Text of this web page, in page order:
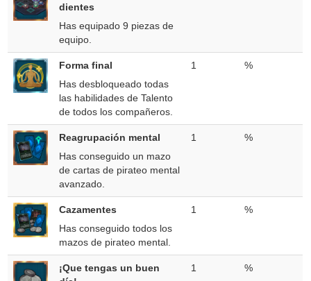
dientes
Has equipado 9 piezas de
equipo.
Forma final
Has desbloqueado todas
las habilidades de Talento
de todos los compañeros.
1 %
Reagrupación mental
Has conseguido un mazo
de cartas de pirateo mental
avanzado.
1 %
Cazamentes
Has conseguido todos los
mazos de pirateo mental.
1 %
¡Que tengas un buen
1 %